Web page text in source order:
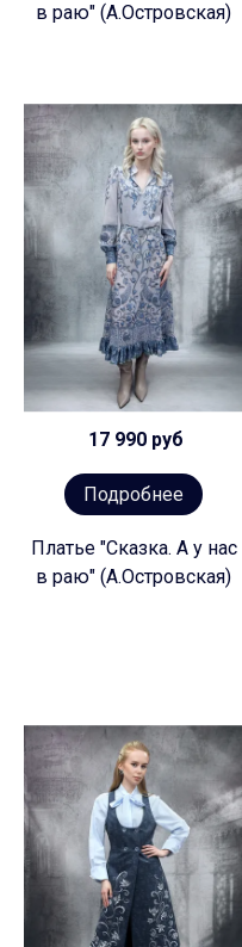
в раю" (А.Островская)
17 990 руб
Подробнее
Платье "Сказка. А у нас
в раю" (А.Островская)